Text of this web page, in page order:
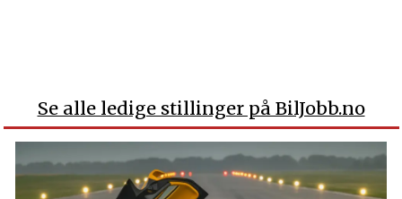
Se alle ledige stillinger på BilJobb.no